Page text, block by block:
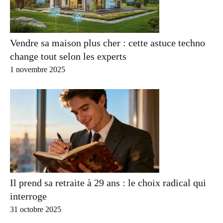
Vendre sa maison plus cher : cette astuce techno
change tout selon les experts
1 novembre 2025
Il prend sa retraite à 29 ans : le choix radical qui
interroge
31 octobre 2025